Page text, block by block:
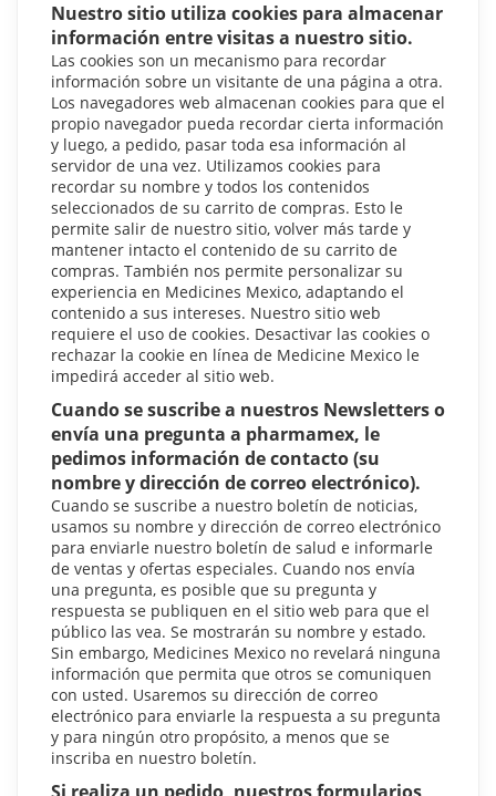
Nuestro sitio utiliza cookies para almacenar
información entre visitas a nuestro sitio.
Las cookies son un mecanismo para recordar
información sobre un visitante de una página a otra.
Los navegadores web almacenan cookies para que el
propio navegador pueda recordar cierta información
y luego, a pedido, pasar toda esa información al
servidor de una vez. Utilizamos cookies para
recordar su nombre y todos los contenidos
seleccionados de su carrito de compras. Esto le
permite salir de nuestro sitio, volver más tarde y
mantener intacto el contenido de su carrito de
compras. También nos permite personalizar su
experiencia en Medicines Mexico, adaptando el
contenido a sus intereses. Nuestro sitio web
requiere el uso de cookies. Desactivar las cookies o
rechazar la cookie en línea de Medicine Mexico le
impedirá acceder al sitio web.
Cuando se suscribe a nuestros Newsletters o
envía una pregunta a pharmamex, le
pedimos información de contacto (su
nombre y dirección de correo electrónico).
Cuando se suscribe a nuestro boletín de noticias,
usamos su nombre y dirección de correo electrónico
para enviarle nuestro boletín de salud e informarle
de ventas y ofertas especiales. Cuando nos envía
una pregunta, es posible que su pregunta y
respuesta se publiquen en el sitio web para que el
público las vea. Se mostrarán su nombre y estado.
Sin embargo, Medicines Mexico no revelará ninguna
información que permita que otros se comuniquen
con usted. Usaremos su dirección de correo
electrónico para enviarle la respuesta a su pregunta
y para ningún otro propósito, a menos que se
inscriba en nuestro boletín.